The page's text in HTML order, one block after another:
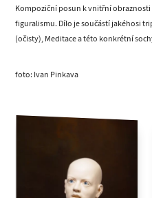
Kompoziční posun k vnitřní
figuralismu. Dílo je součástí jakéhosi
(očisty), Meditace a této konkrétní
foto: Ivan Pinkava